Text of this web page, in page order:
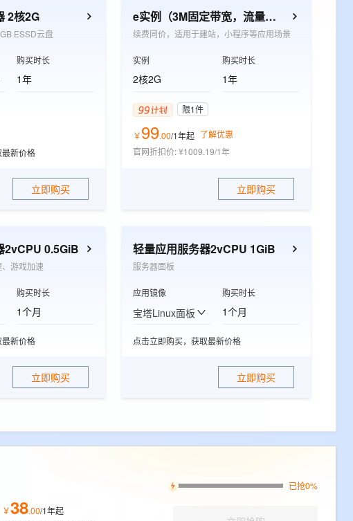
2核2G
ESSD云盘
购买时长
1年
新价格
立即购买
e实例（3M固定带宽，流量放心用）
续费同价，适用于建站，小程序等应用场景
实例
2核2G
购买时长
1年
限1件
￥99.00/1年起 了解优惠
官网折扣价:¥1009.19/1年
立即购买
2vCPU 0.5GiB
游戏加速
购买时长
1个月
新价格
立即购买
轻量应用服务器2vCPU 1GiB
服务器面板
应用镜像
宝塔Linux面板
购买时长
1个月
点击立即购买，获取最新价格
立即购买
￥38.00/1年起
已抢0%